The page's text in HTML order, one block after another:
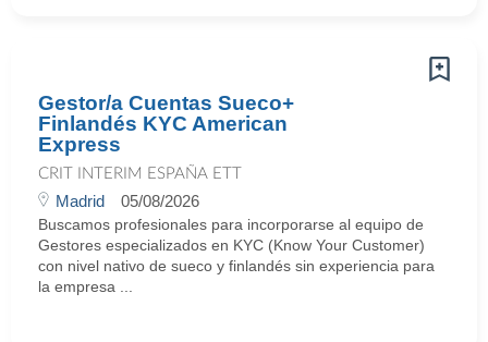
Gestor/a Cuentas Sueco+
Finlandés KYC American
Express
CRIT INTERIM ESPAÑA ETT
Madrid 05/08/2026
Buscamos profesionales para incorporarse al equipo de
Gestores especializados en KYC (Know Your Customer)
con nivel nativo de sueco y finlandés sin experiencia para
la empresa ...